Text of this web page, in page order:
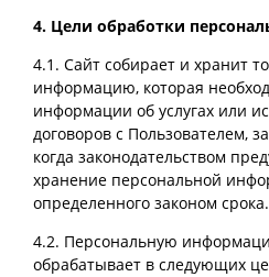
4. Цели обработки
4.1. Сайт собирает и хранит
информацию, которая
информации об услугах или
договоров с Пользователем,
когда законодательством
хранение персональной
определенного законом срока.
4.2. Персональную
обрабатывает в следующих